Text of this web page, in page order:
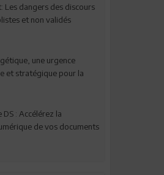
Les dangers des discours
et non validés
une urgence
et stratégique pour la
: Accélérez la
de vos documents